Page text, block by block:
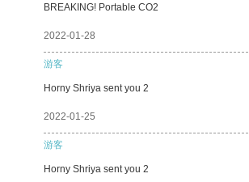
BREAKING! Portable CO2
2022-01-28
游客
Horny Shriya sent you 2
2022-01-25
游客
Horny Shriya sent you 2